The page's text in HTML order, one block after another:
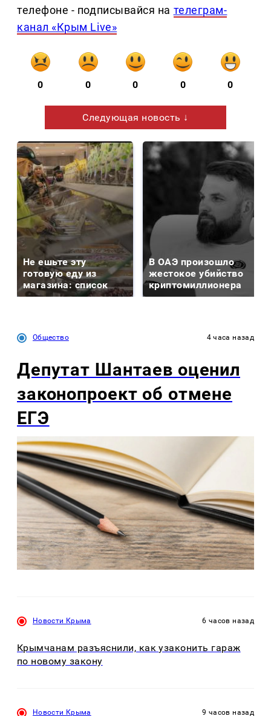
телефоне - подписывайся на телеграм-
канал «Крым Live»
0 0 0 0 0
Следующая новость ↓
Не ешьте эту
готовую еду из
магазина: список
В ОАЭ произошло
жестокое убийство
криптомиллионера
Общество 4 часа назад
Депутат Шантаев оценил
законопроект об отмене
ЕГЭ
Новости Крыма 6 часов назад
Крымчанам разъяснили, как узаконить гараж
по новому закону
Новости Крыма 9 часов назад